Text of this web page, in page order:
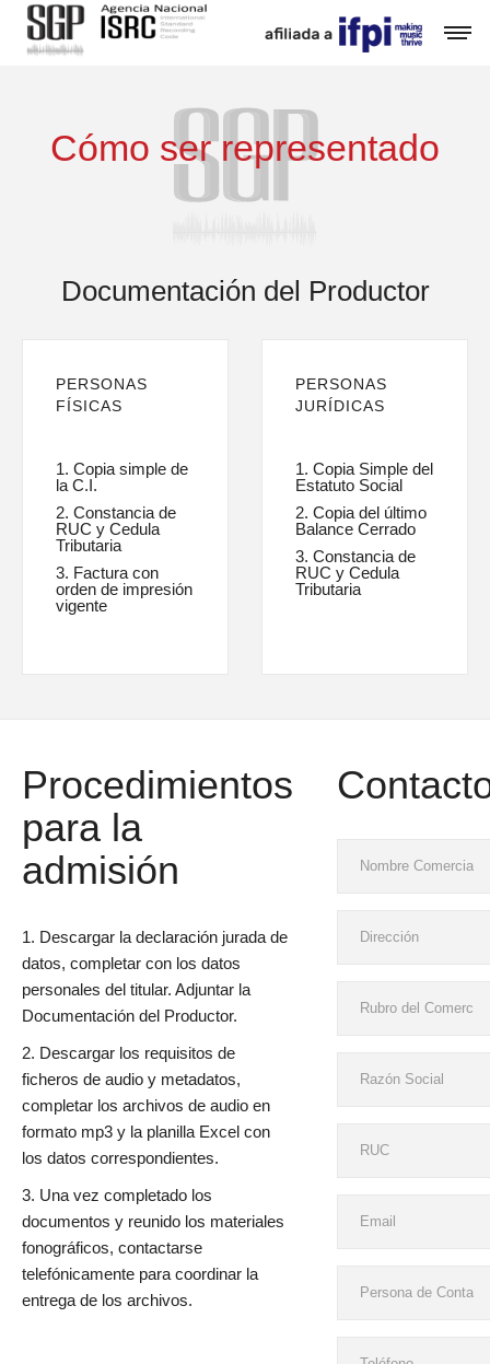
Cómo ser representado
Documentación del Productor
PERSONAS
FÍSICAS
1. Copia simple de
la C.I.
2. Constancia de
RUC y Cedula
Tributaria
3. Factura con
orden de impresión
vigente
PERSONAS
JURÍDICAS
1. Copia Simple del
Estatuto Social
2. Copia del último
Balance Cerrado
3. Constancia de
RUC y Cedula
Tributaria
Procedimientos
para la
admisión
1. Descargar la declaración jurada de
datos, completar con los datos
personales del titular. Adjuntar la
Documentación del Productor.
2. Descargar los requisitos de
ficheros de audio y metadatos,
completar los archivos de audio en
formato mp3 y la planilla Excel con
los datos correspondientes.
3. Una vez completado los
documentos y reunido los materiales
fonográficos, contactarse
telefónicamente para coordinar la
entrega de los archivos.